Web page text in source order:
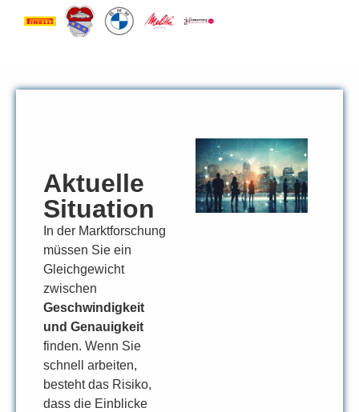
Aktuelle
Situation
In der Marktforschung
müssen Sie ein
Gleichgewicht
zwischen
Geschwindigkeit
und Genauigkeit
finden. Wenn Sie
schnell arbeiten,
besteht das Risiko,
dass die Einblicke